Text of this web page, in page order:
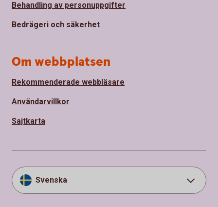
Behandling av personuppgifter
Bedrägeri och säkerhet
Om webbplatsen
Rekommenderade webbläsare
Användarvillkor
Sajtkarta
Svenska